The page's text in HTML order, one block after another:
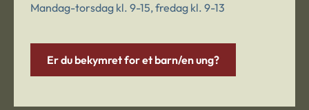
Mandag-torsdag kl. 9-15, fredag kl. 9-13
Er du bekymret for et barn/en ung?